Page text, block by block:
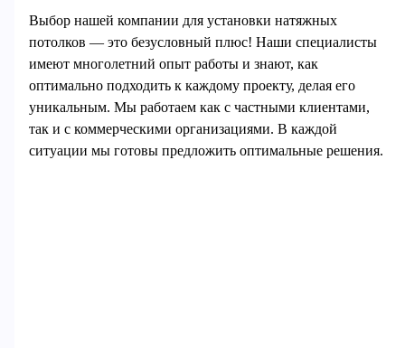
Выбор нашей компании для установки натяжных
потолков — это безусловный плюс! Наши специалисты
имеют многолетний опыт работы и знают, как
оптимально подходить к каждому проекту, делая его
уникальным. Мы работаем как с частными клиентами,
так и с коммерческими организациями. В каждой
ситуации мы готовы предложить оптимальные решения.